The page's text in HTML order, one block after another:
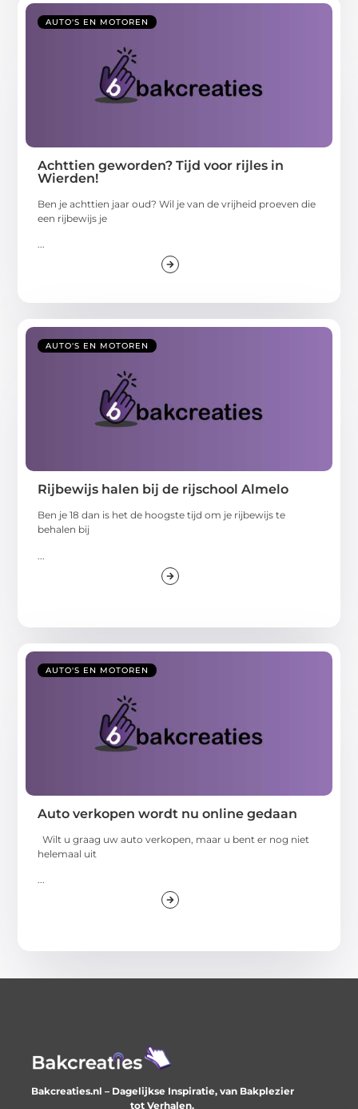
AUTO'S EN MOTOREN
Achttien geworden? Tijd voor rijles in
Wierden!
Ben je achttien jaar oud? Wil je van de vrijheid proeven die
een rijbewijs je
...
AUTO'S EN MOTOREN
Rijbewijs halen bij de rijschool Almelo
Ben je 18 dan is het de hoogste tijd om je rijbewijs te
behalen bij
AUTO'S EN MOTOREN
Auto verkopen wordt nu online gedaan
Wilt u graag uw auto verkopen, maar u bent er nog niet
helemaal uit
...
Bakcreaties.nl – Dagelijkse Inspiratie, van Bakplezier
tot Verhalen.